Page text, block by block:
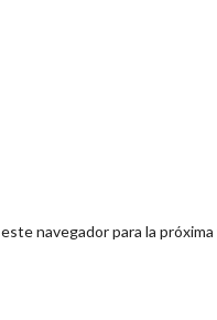
navegador para la